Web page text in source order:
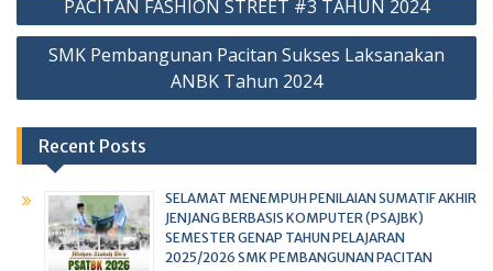
PACITAN FASHION STREET #3 TAHUN 2024
SMK Pembangunan Pacitan Sukses Laksanakan
ANBK Tahun 2024
Recent Posts
SELAMAT MENEMPUH PENILAIAN SUMATIF AKHIR
JENJANG BERBASIS KOMPUTER (PSAJBK)
SEMESTER GENAP TAHUN PELAJARAN
2025/2026 SMK PEMBANGUNAN PACITAN